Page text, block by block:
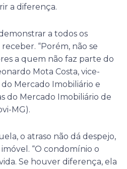
a diferença.
a todos os
“Porém, não se
a quem não faz parte do
Mota Costa, vice-
Mercado Imobiliário e
do Mercado Imobiliário de
MG).
o atraso não dá despejo,
“O condomínio o
Se houver diferença, ela